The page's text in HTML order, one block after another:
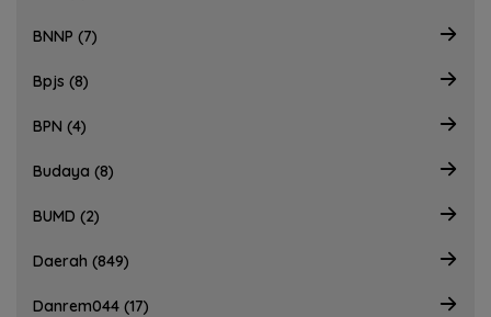
BNNP (7)
Bpjs (8)
BPN (4)
Budaya (8)
BUMD (2)
Daerah (849)
Danrem044 (17)